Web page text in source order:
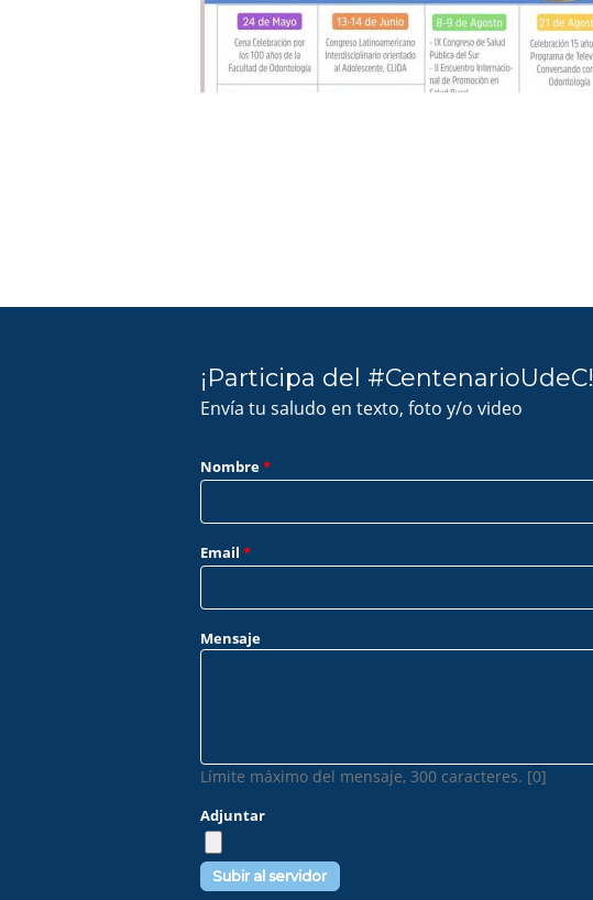
¡Participa del #CentenarioUdeC!
Envía tu saludo en texto, foto y/o video
Nombre*
Email *
Mensaje
Límite máximo del mensaje, 300 caracteres. [0]
Adjuntar